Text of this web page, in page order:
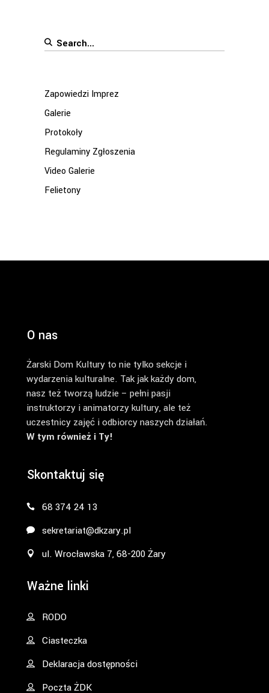
Search
Zapowiedzi Imprez
Galerie
Protokoły
Regulaminy Zgłoszenia
Video Galerie
Felietony
O nas
Żarski Dom Kultury to nie tylko sekcje i
wydarzenia kulturalne. Tak jak każdy dom,
nasz też tworzą ludzie – pełni pasji
instruktorzy i animatorzy kultury, ale też
uczestnicy zajęć i odbiorcy naszych działań.
W tym również i Ty!
Skontaktuj się
68 374 24 13
sekretariat@dkzary.pl
ul. Wrocławska 7, 68-200 Żary
Ważne linki
RODO
Ciasteczka
Deklaracja dostępności
Poczta ŻDK